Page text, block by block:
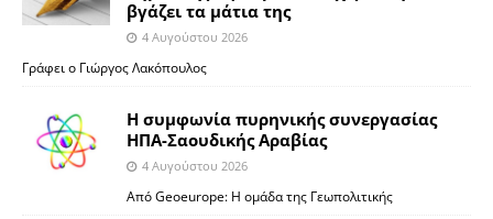
βγάζει τα μάτια της
4 Αυγούστου 2026
Γράφει ο Γιώργος Λακόπουλος
Η συμφωνία πυρηνικής συνεργασίας
ΗΠΑ-Σαουδικής Αραβίας
4 Αυγούστου 2026
Από Geoeurope: H ομάδα της Γεωπολιτικής